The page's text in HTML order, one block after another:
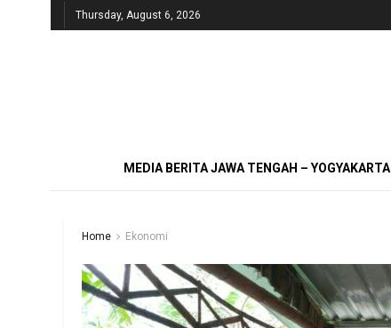
Thursday, August 6, 2026
MEDIA BERITA JAWA TENGAH – YOGYAKARTA
Home Ekonomi